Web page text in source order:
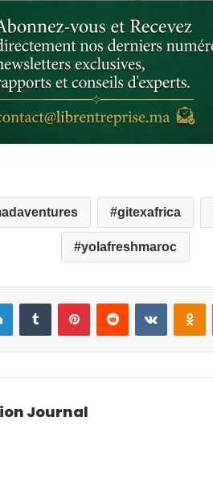
gitexafrica
yolafreshmaroc
LinkedinTumblr PinterestReddit
Journal